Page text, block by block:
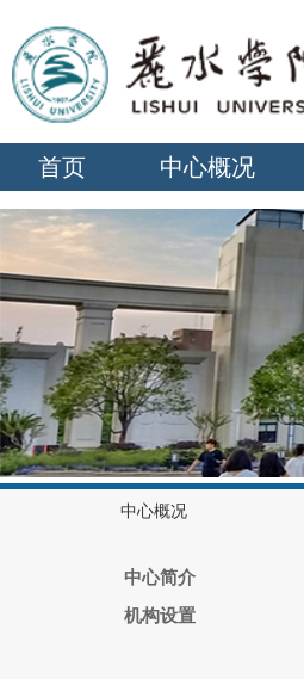
首页 中心概况
中心概况
中心简介
机构设置